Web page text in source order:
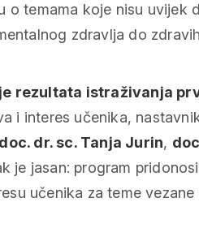
o temama koje nisu uvijek
zdravlja do
rezultata istraživanja
i interes učenika,
doc. dr. sc. Tanja Jurin,
je jasan: program
učenika za teme